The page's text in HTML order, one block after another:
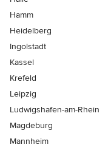
Hamm
Heidelberg
Ingolstadt
Kassel
Krefeld
Leipzig
Ludwigshafen-am-Rhein
Magdeburg
Mannheim